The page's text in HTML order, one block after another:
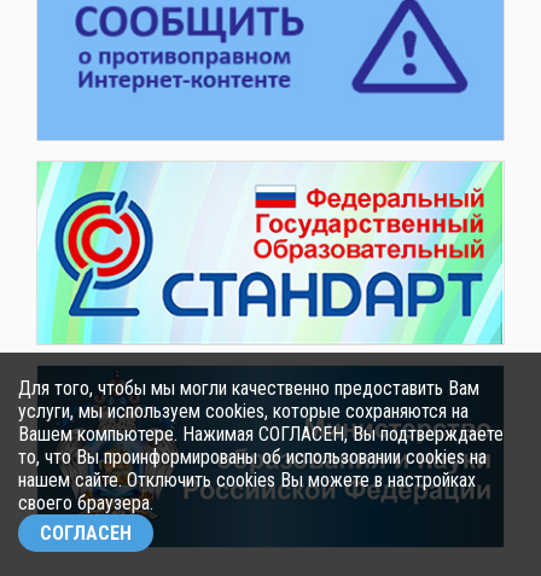
Для того, чтобы мы могли качественно предоставить Вам
услуги, мы используем cookies, которые сохраняются на
Вашем компьютере. Нажимая СОГЛАСЕН, Вы подтверждаете
то, что Вы проинформированы об использовании cookies на
нашем сайте. Отключить cookies Вы можете в настройках
своего браузера.
СОГЛАСЕН